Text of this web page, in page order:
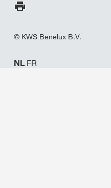
Print pagina
© KWS Benelux B.V.
NL FR